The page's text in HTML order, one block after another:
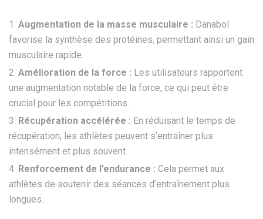
Augmentation de la masse musculaire : Danabol
favorise la synthèse des protéines, permettant ainsi un gain
musculaire rapide.
Amélioration de la force : Les utilisateurs rapportent
une augmentation notable de la force, ce qui peut être
crucial pour les compétitions.
Récupération accélérée : En réduisant le temps de
récupération, les athlètes peuvent s’entraîner plus
intensément et plus souvent.
Renforcement de l’endurance : Cela permet aux
athlètes de soutenir des séances d’entraînement plus
longues.